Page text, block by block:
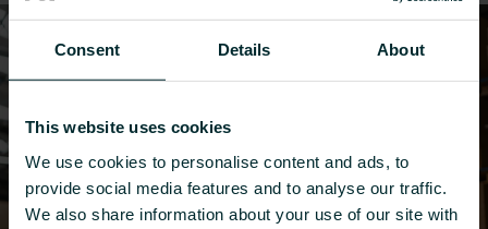
Consent Details About
This website uses cookies
We use cookies to personalise content and ads, to
provide social media features and to analyse our traffic.
We also share information about your use of our site with